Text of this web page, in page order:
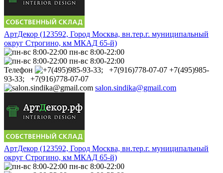
АртДекор (123592, Город Москва, вн.тер.г. муниципальный
округ Строгино, км МКАД 65-й)
пн-вс 8:00-22:00
пн-вс 8:00-22:00
Телефон
+7(495)985-
93-33; +7(916)778-07-07
salon.sindika@gmail.com
АртДекор (123592, Город Москва, вн.тер.г. муниципальный
округ Строгино, км МКАД 65-й)
пн-вс 8:00-22:00